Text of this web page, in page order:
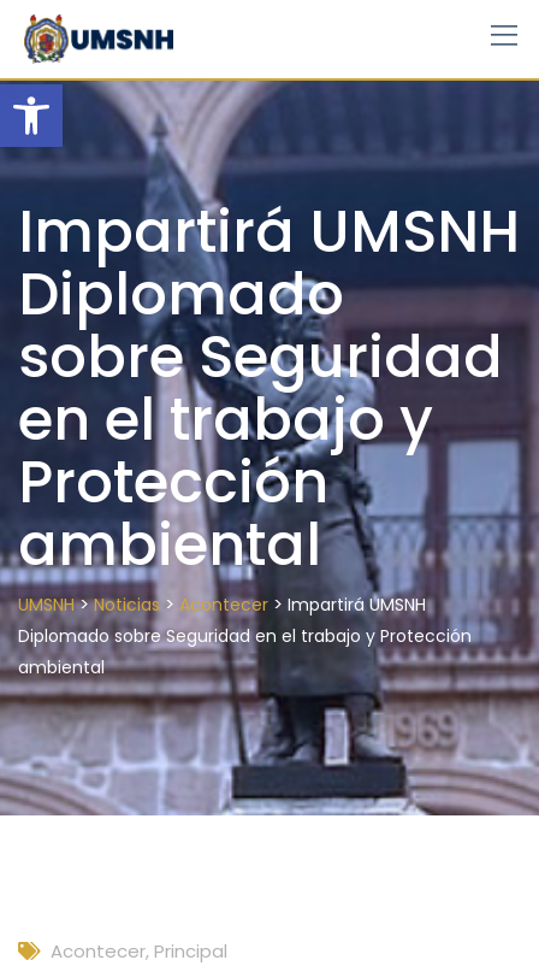
Open toolbar
Skip
content
Impartirá UMSNH
Diplomado
sobre Seguridad
en el trabajo y
Protección
ambiental
UMSNH>Noticias > Acontecer > Impartirá UMSNH
Diplomado sobre Seguridad en el trabajo y Protección
ambiental
Acontecer, Principal